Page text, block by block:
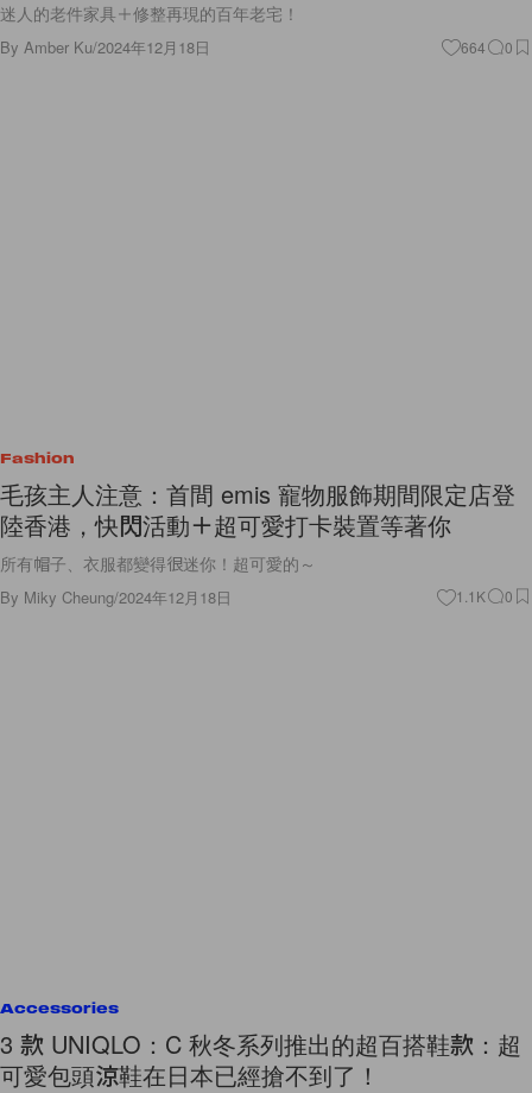
迷人的老件家具＋修整再現的百年老宅！
By Amber Ku/2024年12月18日 664 0
Fashion
毛孩主人注意：首間 emis 寵物服飾期間限定店登
陸香港，快閃活動＋超可愛打卡裝置等著你
所有帽子、衣服都變得很迷你！超可愛的～
By Miky Cheung/2024年12月18日 1.1K 0
Accessories
3 款 UNIQLO：C 秋冬系列推出的超百搭鞋款：超
可愛包頭涼鞋在日本已經搶不到了！